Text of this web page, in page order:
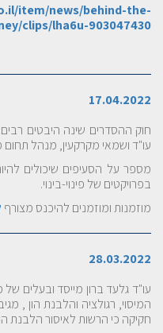
item/news/behind-the-
clips/lha6u-903047430/
17.04.2022
חוק ההסדרים שינה היבטים
עו"ד ושמאי מקרקעין, מנהל תחום
מספר על הסעיפים שיכולים
בפרויקטים של פינוי-בינוי.
מוזמנות ומוזמנים להיכנס מצורף
28.03.2022
עו"ד גלעד ברון מייסד ובעלים
המיסוי, רגולציה והלבנת הון ,
חקיקה כי הרשות לאיסור הלבנת